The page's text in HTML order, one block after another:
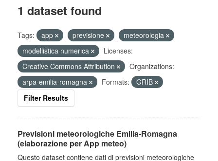
1 dataset found
Tags: app previsione
meteorologia
modellistica numerica
Licenses:
Creative Commons Attribution
Organizations:
arpa-emilia-romagna
Formats:
GRIB
Filter Results
Previsioni meteorologiche Emilia-Romagna
(elaborazione per App meteo)
Questo dataset contiene dati di previsioni meteorologiche